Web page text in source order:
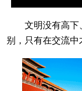
文明没有高下
别，只有在交流中